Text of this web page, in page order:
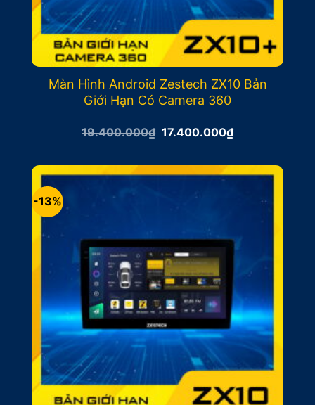
Màn Hình Android Zestech ZX10 Bản
Giới Hạn Có Camera 360
19.400.000₫ Giá
19.400.000₫.
17.400.000₫Giá
hiện
là:
17.400.000₫.
-13%